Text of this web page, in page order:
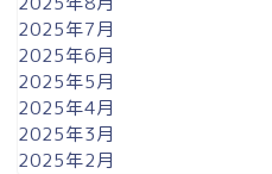
2025年7月
2025年6月
2025年5月
2025年4月
2025年3月
2025年2月